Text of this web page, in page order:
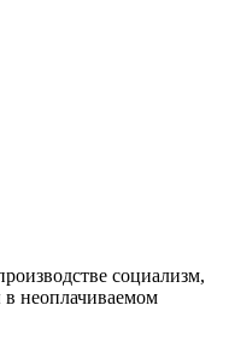
социализм,
неоплачиваемом